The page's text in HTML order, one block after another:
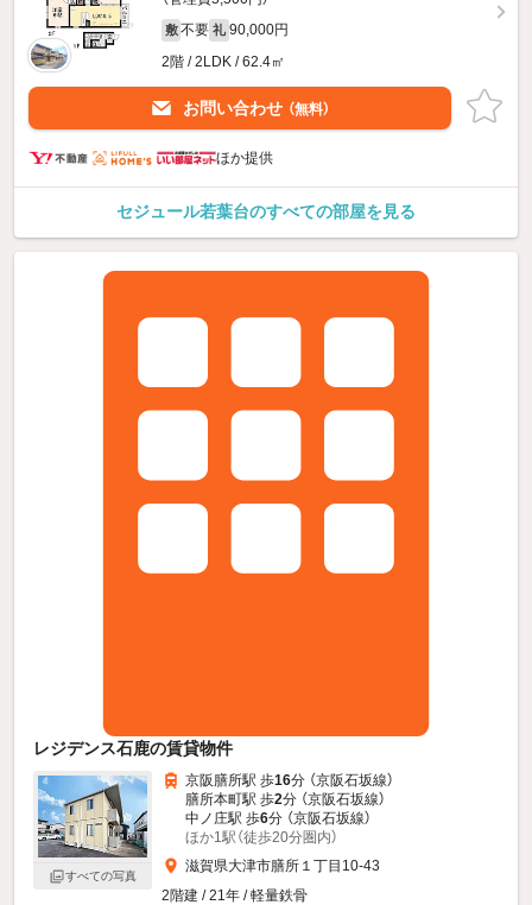
敷 不要 礼 90,000円
2階 / 2LDK / 62.4㎡
お問い合わせ （無料）
ほか提供
セジュール若葉台のすべての部屋を見る
レジデンス石鹿の賃貸物件
すべての写真
京阪膳所駅 歩16分 （京阪石坂線）
膳所本町駅 歩2分 （京阪石坂線）
中ノ庄駅 歩6分 （京阪石坂線）
ほか1駅（徒歩20分圏内）
滋賀県大津市膳所１丁目10-43
2階建 / 21年 / 軽量鉄骨